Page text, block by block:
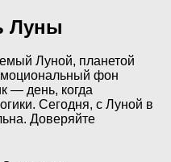
Луны
Луной, планетой
фон
— день, когда
Сегодня, с Луной в
Доверяйте